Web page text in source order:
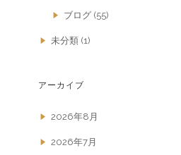
ブログ (55)
未分類 (1)
アーカイブ
2026年8月
2026年7月